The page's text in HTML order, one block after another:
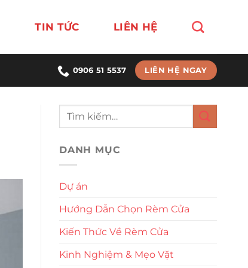
TIN TỨC LIÊN HỆ
0906 51 5537 LIÊN HỆ NGAY
DANH MỤC
Dự án
Hướng Dẫn Chọn Rèm Cửa
Kiến Thức Về Rèm Cửa
Kinh Nghiệm & Mẹo Vặt